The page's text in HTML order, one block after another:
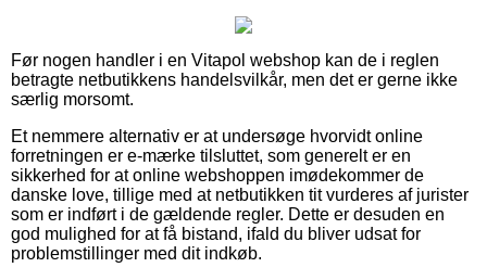
Før nogen handler i en Vitapol webshop kan de i reglen
betragte netbutikkens handelsvilkår, men det er gerne ikke
særlig morsomt.
Et nemmere alternativ er at undersøge hvorvidt online
forretningen er e-mærke tilsluttet, som generelt er en
sikkerhed for at online webshoppen imødekommer de
danske love, tillige med at netbutikken tit vurderes af jurister
som er indført i de gældende regler. Dette er desuden en
god mulighed for at få bistand, ifald du bliver udsat for
problemstillinger med dit indkøb.